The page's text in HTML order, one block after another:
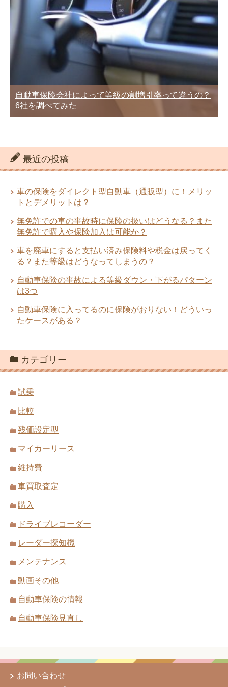
自動車保険会社によって等級の割増引率って違うの？
6社を調べてみた
最近の投稿
車の保険をダイレクト型自動車（通販型）に！メリッ
トとデメリットは？
無免許での車の事故時に保険の扱いはどうなる？また
無免許で購入や保険加入は可能か？
車を廃車にすると支払い済み保険料や税金は戻ってく
る？また等級はどうなってしまうの？
自動車保険の事故による等級ダウン・下がるパターン
は3つ
自動車保険に入ってるのに保険がおりない！どういっ
たケースがある？
カテゴリー
試乗
比較
残価設定型
マイカーリース
維持費
車買取査定
購入
ドライブレコーダー
レーダー探知機
メンテナンス
動画その他
自動車保険の情報
自動車保険見直し
お問い合わせ